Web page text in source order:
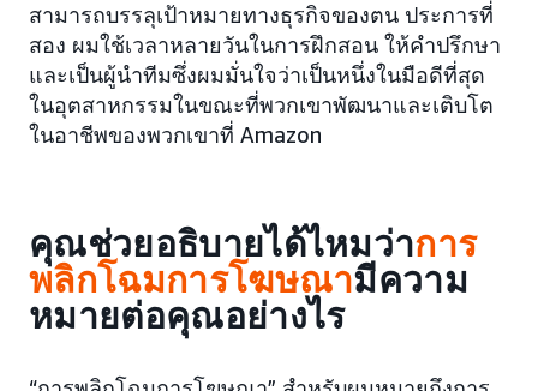
สามารถบรรลุเป้าหมายทางธุรกิจของตน ประการที่
สอง ผมใช้เวลาหลายวันในการฝึกสอน ให้คำปรึกษา
และเป็นผู้นำทีมซึ่งผมมั่นใจว่าเป็นหนึ่งในมือดีที่สุด
ในอุตสาหกรรมในขณะที่พวกเขาพัฒนาและเติบโต
ในอาชีพของพวกเขาที่ Amazon
คุณช่วยอธิบายได้ไหมว่าการ
พลิกโฉมการโฆษณามีความ
หมายต่อคุณอย่างไร